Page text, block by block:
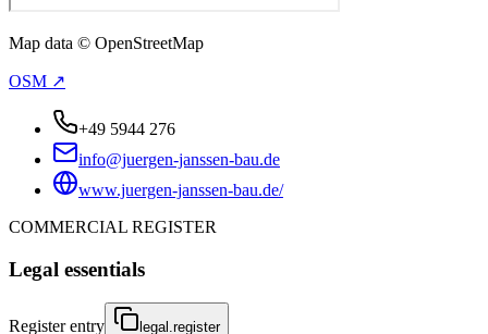
Map data © OpenStreetMap
OSM ↗
+49 5944 276
info@juergen-janssen-bau.de
www.juergen-janssen-bau.de/
COMMERCIAL REGISTER
Legal essentials
Register entry legal.register